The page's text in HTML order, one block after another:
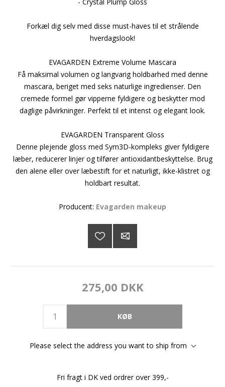
Forkæl dig selv med disse must-haves til et strålende
hverdagslook!
EVAGARDEN Extreme Volume Mascara
Få maksimal volumen og langvarig holdbarhed med denne
mascara, beriget med seks naturlige ingredienser. Den
cremede formel gør vipperne fyldigere og beskytter mod
daglige påvirkninger. Perfekt til et intenst og elegant look.
EVAGARDEN Transparent Gloss
Denne plejende gloss med Sym3D-kompleks giver fyldigere
læber, reducerer linjer og tilfører antioxidantbeskyttelse. Brug
den alene eller over læbestift for et naturligt, ikke-klistret og
holdbart resultat.
Producent: Evagarden makeup
275,00 DKK
Please select the address you want to ship from
Fri fragt i DK ved ordrer over 399,-